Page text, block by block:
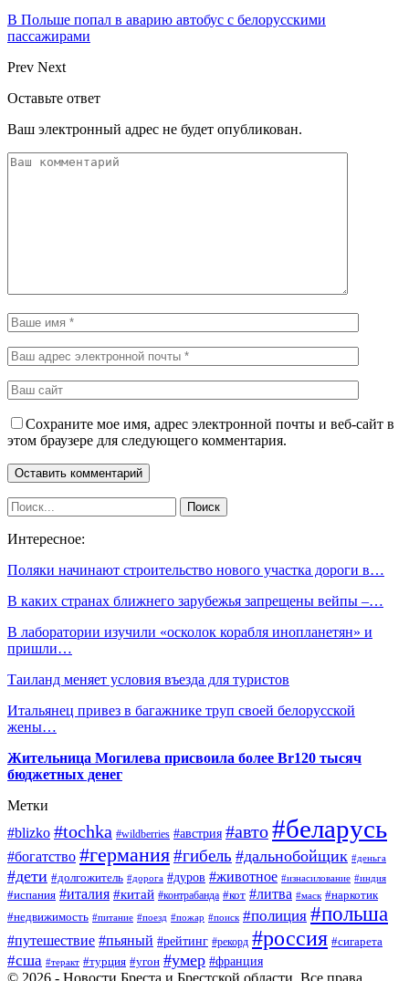
В Польше попал в аварию автобус с белорусскими
пассажирами
Prev Next
Оставьте ответ
Ваш электронный адрес не будет опубликован.
Сохраните мое имя, адрес электронной почты и веб-сайт в
этом браузере для следующего комментария.
Интересное:
Поляки начинают строительство нового участка дороги в…
В каких странах ближнего зарубежья запрещены вейпы –…
В лаборатории изучили «осколок корабля инопланетян» и
пришли…
Таиланд меняет условия въезда для туристов
Итальянец привез в багажнике труп своей белорусской
жены…
Жительница Могилева присвоила более Br120 тысяч
бюджетных денег
Метки
#blizko #tochka #wildberries #австрия #авто#беларусь
#богатство #германия#гибель #дальнобойщик #деньга
#дети #долгожитель #дорога #дуров #животное #изнасилование #индия
#испания #италия #китай #контрабанда #кот #литва #маск #наркотик
#недвижимость #питание #поезд #пожар #поиск #полиция #польша
#путешествие #пьяный #рейтинг #рекорд #россия #сигарета
#сша #теракт #турция #угон #умер #франция
© 2026 - Новости Бреста и Брестской области. Все права